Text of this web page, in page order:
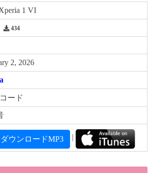
1 VI
434
2, 2026
ダウンロードMP3 |